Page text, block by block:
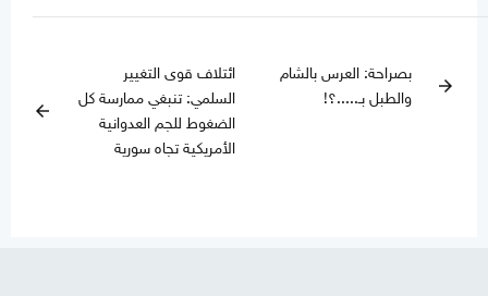
arrow_forward
بصراحة: العرس بالشام
والطبل بـ.....؟!
ائتلاف قوى التغيير
السلمي: تنبغي ممارسة كل
الضغوط للجم العدوانية
الأمريكية تجاه سورية
arrow_back